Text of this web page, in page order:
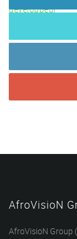
AfroVisioN
AfroVisioN Group